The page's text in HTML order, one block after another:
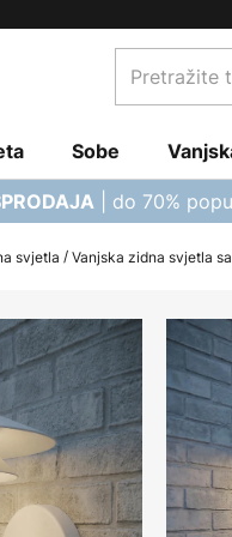
Pretražite
trgovinu...
Sobe
| do 70%
svjetla Vanjska zidna svjetla